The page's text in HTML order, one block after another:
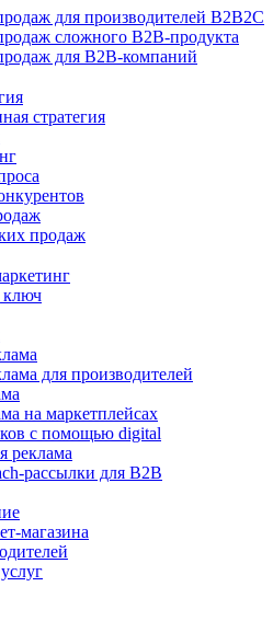
для производителей B2B2C
сложного B2B-продукта
для B2B-компаний
стратегия
продаж
ключ
для производителей
на маркетплейсах
с помощью digital
реклама
рассылки для B2B
магазина